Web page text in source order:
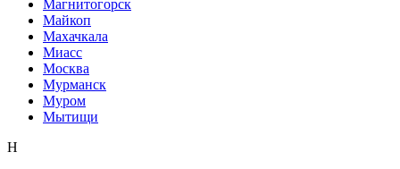
Магнитогорск
Майкоп
Махачкала
Миасс
Москва
Мурманск
Муром
Мытищи
Н